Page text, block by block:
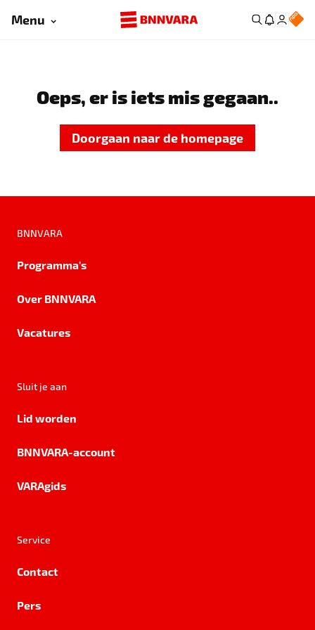
Menu
Oeps, er is iets mis gegaan..
Doorgaan naar de homepage
BNNVARA
Programma's
Over BNNVARA
Vacatures
Sluit je aan
Lid worden
BNNVARA-account
VARAgids
Service
Contact
Pers